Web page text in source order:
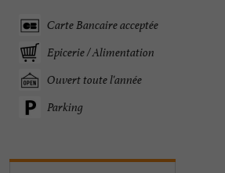
Carte Bancaire acceptée
Epicerie / Alimentation
Ouvert toute l'année
Parking